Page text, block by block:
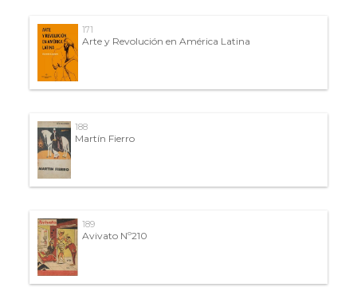
171
Arte y Revolución en América Latina
188
Martín Fierro
189
Avivato Nº210